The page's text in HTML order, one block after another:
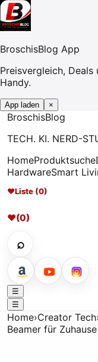
BroschisBlog App
Preisvergleich,
Handy.
App laden ×
BroschisBlog
TECH. KI. NERD-
HomeProduktsuche
HardwareSmart
♥Liste (0)
♥(0)
⌕
☰
☰
Home›Creator Tech
Beamer für